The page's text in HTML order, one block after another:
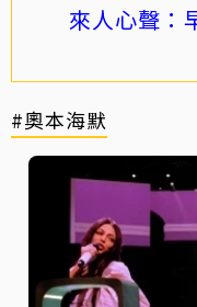
來人心聲：
#奧本海默